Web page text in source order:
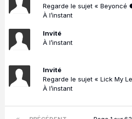
À l’instant
Invité
À l’instant
Invité
À l’instant